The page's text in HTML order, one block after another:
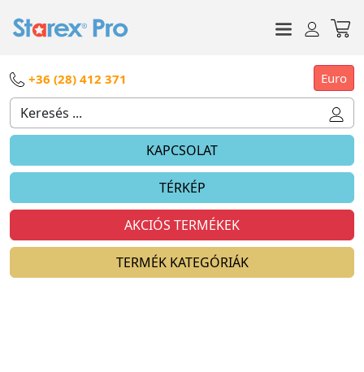
+36 (28) 412 371 Euro
KAPCSOLAT
TÉRKÉP
AKCIÓS TERMÉKEK
TERMÉK KATEGÓRIÁK